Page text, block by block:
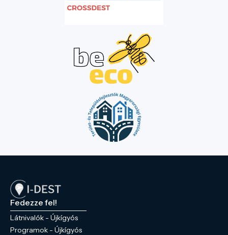
Fedezze fel!
Látnivalók - Újkígyós
Programok - Újkígyós